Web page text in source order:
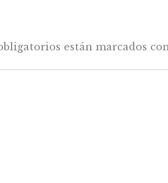
están marcados con